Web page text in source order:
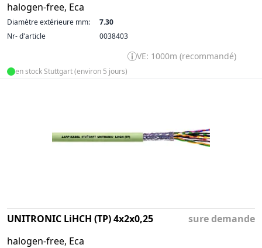
halogen-free, Eca
Diamètre extérieure mm:
7.30
Nr- d'article
0038403
VE: 1000m (recommandé)
en stock Stuttgart (environ 5 jours)
UNITRONIC LiHCH (TP) 4x2x0,25
halogen-free, Eca
sure demande